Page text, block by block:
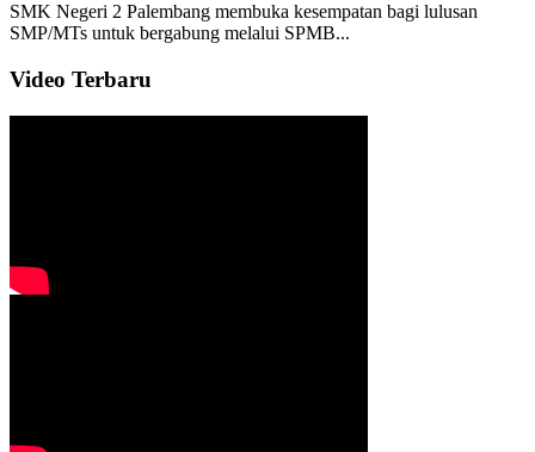
SMK Negeri 2 Palembang membuka kesempatan bagi lulusan
SMP/MTs untuk bergabung melalui SPMB...
Video Terbaru